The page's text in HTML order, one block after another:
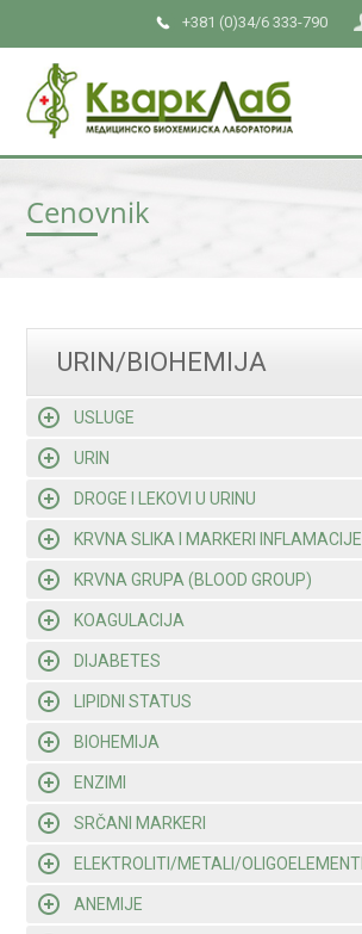
+381 (0)34/6 333-790
Cenovnik
URIN/BIOHEMIJA
USLUGE
URIN
DROGE I LEKOVI U URINU
KRVNA SLIKA I MARKERI INFLAMACIJE
KRVNA GRUPA (BLOOD GROUP)
KOAGULACIJA
DIJABETES
LIPIDNI STATUS
BIOHEMIJA
ENZIMI
SRČANI MARKERI
ELEKTROLITI/METALI/OLIGOELEMENTI
ANEMIJE